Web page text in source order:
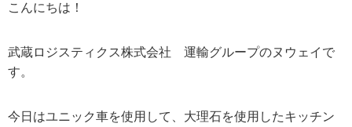
こんにちは！
武蔵ロジスティクス株式会社 運輸グループのヌウェイで
す。
今日はユニック車を使用して、大理石を使用したキッチン